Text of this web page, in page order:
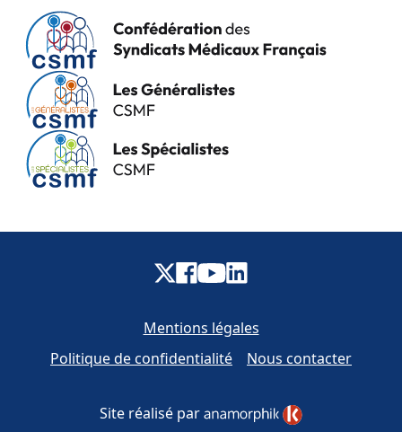
Mentions légales
Politique de confidentialité
Nous contacter
Site réalisé par